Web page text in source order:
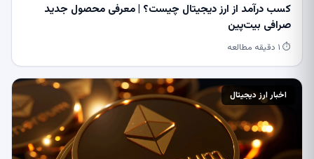
کسب درآمد از ارز دیجیتال چیست؟ | معرفی محصول جدید
صرافی بیت‌پین
⏱ ۱ دقیقه مطالعه
اخبار ارز دیجیتال